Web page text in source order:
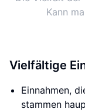
Kann
Vielfältige
Einnahmen,
stammen